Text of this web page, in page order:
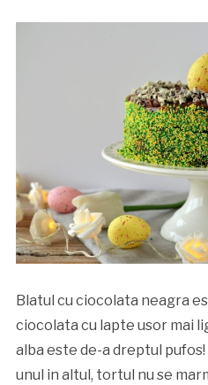
Blatul cu ciocolata neagra
ciocolata cu lapte usor mai
alba este de-a dreptul
unul in altul, tortul nu se